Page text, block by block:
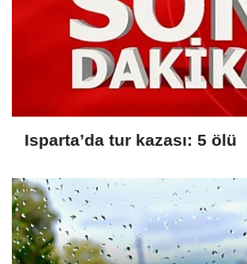
Isparta’da tur kazası: 5 ölü